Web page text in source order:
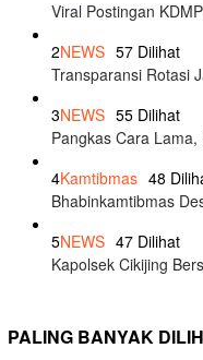
Viral Postingan
2NEWS 57 Dilihat
Transparansi Rotasi
3NEWS 55 Dilihat
Pangkas Cara
4Kamtibmas 48
Bhabinkamtibmas
5NEWS 47 Dilihat
Kapolsek Cikijing
PALING BANYAK